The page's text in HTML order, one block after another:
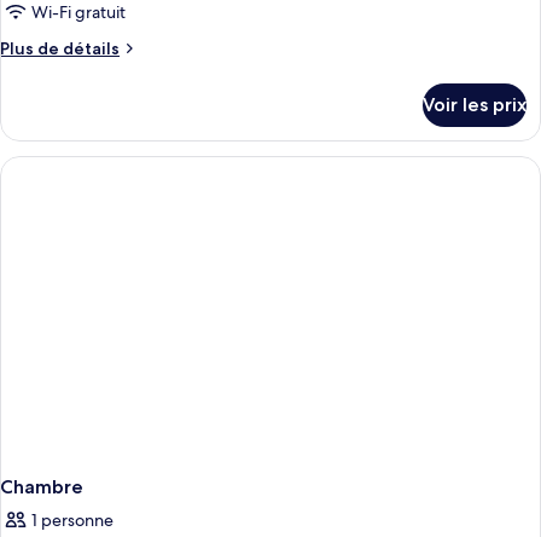
Wi-Fi gratuit
Plus de détails
Plus
le
type
de
Voir les prix
Chambre
1 personne